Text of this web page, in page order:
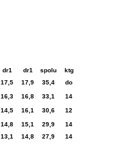
dr1 dr1 spolu
ktg
17,5 17,9 35,4 do
16,3 16,8 33,1 14
14,5 16,1 30,6 12
14,8 15,1 29,9
14
13,1 14,8 27,9
14